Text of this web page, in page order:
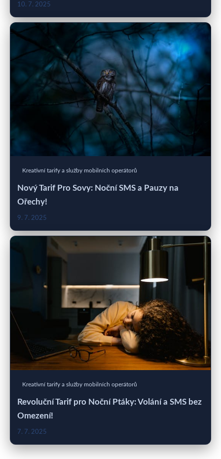
10. 7. 2025
Kreativní tarify a služby mobilních operátorů
Nový Tarif Pro Sovy: Noční SMS a Pauzy na
Ořechy!
9. 7. 2025
Kreativní tarify a služby mobilních operátorů
Revoluční Tarif pro Noční Ptáky: Volání a SMS bez
Omezení!
7. 7. 2025